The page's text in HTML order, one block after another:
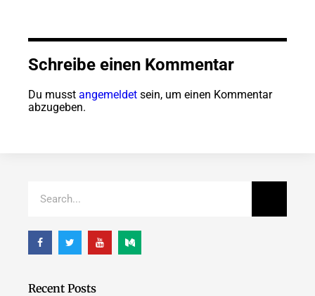
Schreibe einen Kommentar
Du musst angemeldet sein, um einen Kommentar
abzugeben.
Recent Posts